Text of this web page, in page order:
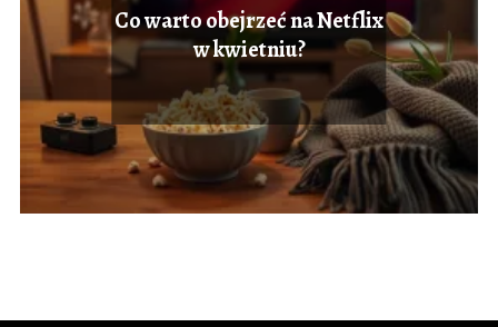
Co warto obejrzeć na Netflix
w kwietniu?